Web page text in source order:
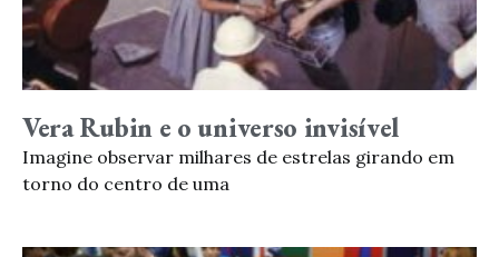
Vera Rubin e o universo invisível
Imagine observar milhares de estrelas girando em
torno do centro de uma